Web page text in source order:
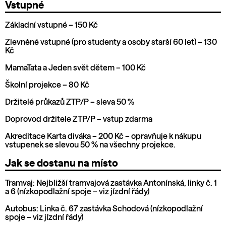
Vstupné
Základní vstupné – 150 Kč
Zlevněné vstupné (pro studenty a osoby starší 60 let) – 130
Kč
MamaTata a Jeden svět dětem – 100 Kč
Školní projekce – 80 Kč
Držitelé průkazů ZTP/P – sleva 50 %
Doprovod držitele ZTP/P – vstup zdarma
Akreditace Karta diváka – 200 Kč – opravňuje k nákupu
vstupenek se slevou 50 % na všechny projekce.
Jak se dostanu na místo
Tramvaj: Nejbližší tramvajová zastávka Antonínská, linky č. 1
a 6 (nízkopodlažní spoje – viz jízdní řády)
Autobus: Linka č. 67 zastávka Schodová (nízkopodlažní
spoje – viz jízdní řády)